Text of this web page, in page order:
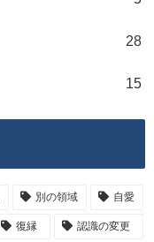
28
15
別の領域 自愛
復縁 認識の変更